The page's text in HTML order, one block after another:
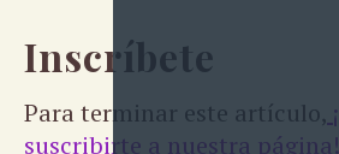
Inscríbete
Para terminar este artículo,
suscribirte a nuestra página!